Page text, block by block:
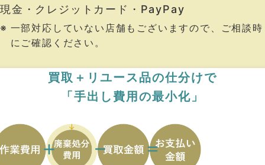
現⾦・クレジットカード・PayPay
⼀部対応していない店舗もございますので、ご相談時
にご確認ください。
買取＋リユース品の仕分けで
「⼿出し費⽤の最⼩化」